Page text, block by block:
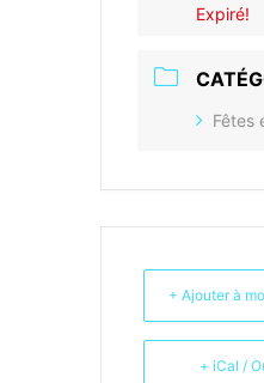
Expiré!
Fêtes
+ Ajouter à
+ iCal /